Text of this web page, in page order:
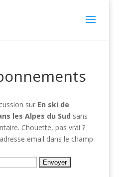
sur En ski de
les Alpes du Sud sans
Chouette, pas vrai ?
email dans le champ